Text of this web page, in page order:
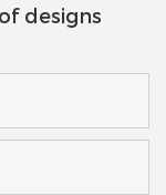
designs